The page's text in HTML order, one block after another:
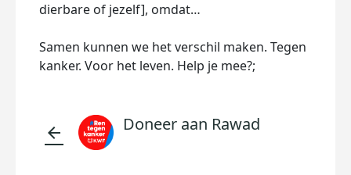
dierbare of jezelf], omdat…
Samen kunnen we het verschil maken. Tegen
kanker. Voor het leven. Help je mee?;
arrow_back Doneer aan Rawad